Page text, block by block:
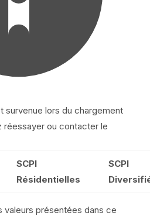
survenue lors du chargement
réessayer ou contacter le
SCPI
Résidentielles
SCPI
valeurs présentées dans ce